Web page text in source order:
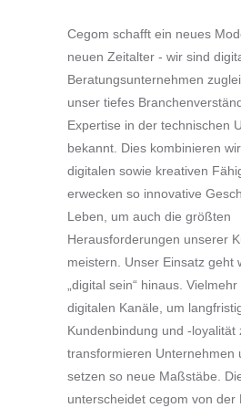
Cegom schafft ein neues
neuen Zeitalter ‑ wir sind
Beratungsunternehmen
unser tiefes
Expertise in der technischen
bekannt. Dies kombinieren
digitalen sowie kreativen
erwecken so innovative
Leben, um auch die größten
Herausforderungen unserer
meistern. Unser Einsatz geht
„digital sein“ hinaus.
digitalen Kanäle, um
Kundenbindung und -loyalität
transformieren Unternehmen
setzen so neue Maßstäbe.
unterscheidet cegom von der